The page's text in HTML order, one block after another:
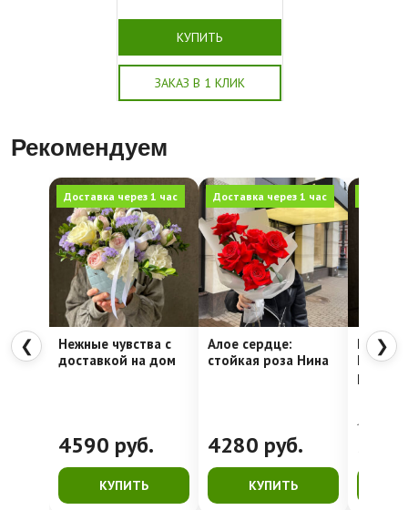
КУПИТЬ
ЗАКАЗ В 1 КЛИК
Рекомендуем
❮
Доставка через 1 час
Нежные чувства с
доставкой на дом
4590 руб.
КУПИТЬ
Доставка через 1 час
Алое сердце:
стойкая роза Нина
4280 руб.
КУПИТЬ
Недели
4762
❯